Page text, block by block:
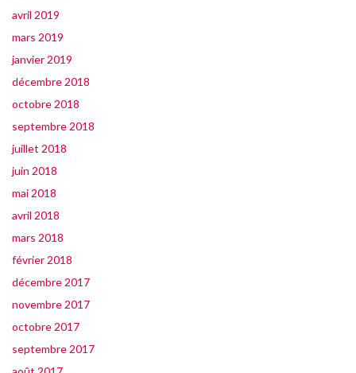
avril 2019
mars 2019
janvier 2019
décembre 2018
octobre 2018
septembre 2018
juillet 2018
juin 2018
mai 2018
avril 2018
mars 2018
février 2018
décembre 2017
novembre 2017
octobre 2017
septembre 2017